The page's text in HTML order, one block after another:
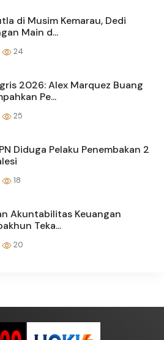
di Musim Kemarau, Dedi
Main d...
24
2026: Alex Marquez Buang
Pe...
25
Diduga Pelaku Penembakan 2
18
Akuntabilitas Keuangan
Teka...
20